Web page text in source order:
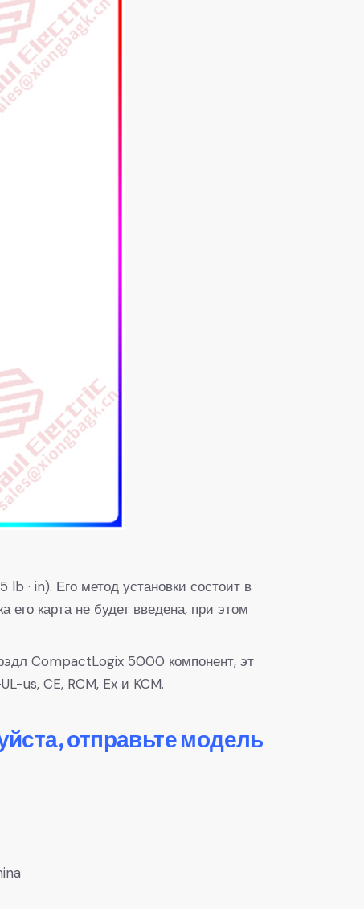
· in). Его метод установки состоит в
его карта не будет введена, при этом
CompactLogix 5000 компонент, эт
us, CE, RCM, Ex и KCM.
отправьте модель